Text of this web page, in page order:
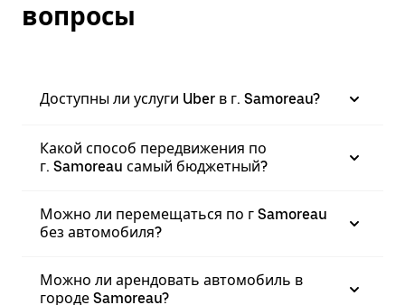
вопросы
Доступны ли услуги Uber в г. Samoreau?
Какой способ передвижения по
г. Samoreau самый бюджетный?
Можно ли перемещаться по г Samoreau
без автомобиля?
Можно ли арендовать автомобиль в
городе Samoreau?